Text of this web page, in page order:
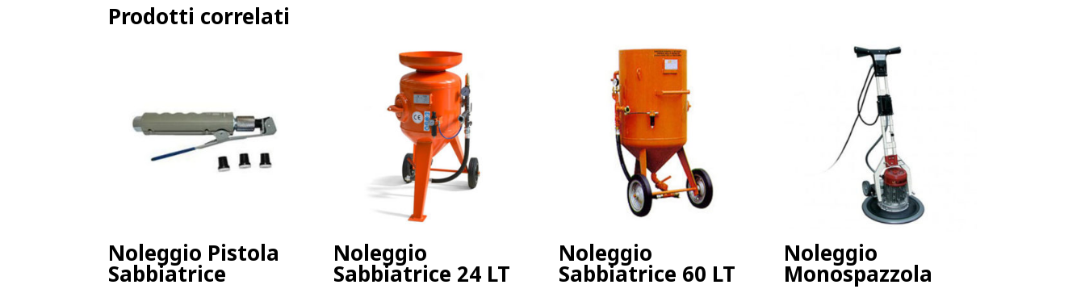
Prodotti correlati
Noleggio Pistola
Sabbiatrice
Noleggio
Sabbiatrice 24 LT
Noleggio
Sabbiatrice 60 LT
Noleggio
Monospazzola